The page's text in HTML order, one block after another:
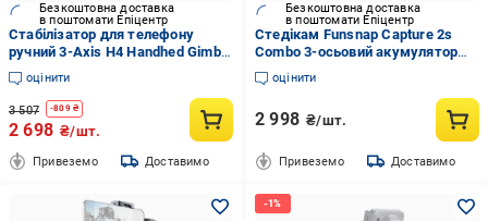
Безкоштовна доставка
в поштомати Епіцентр
Стабілізатор для телефону
ручний 3-Axis H4 Handhed Gimbal
триосьовий електронний (3-Axis
H4)
оцінити
3 507 -809₴
2 698 ₴/шт.
Привеземо Доставимо
Безкоштовна доставка
в поштомати Епіцентр
Стедікам Funsnap Capture 2s
Combo 3-осьовий акумулятор
2х2200 мАг до 12 годин роботи
(epic2242)
оцінити
2 998 ₴/шт.
Привеземо Доставимо